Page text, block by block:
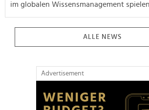
im globalen Wissensmanagement
ALLE NEWS
Advertisement